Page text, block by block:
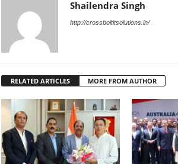
Shailendra Singh
http://crossboltitsolutions.in/
RELATED ARTICLES MORE FROM AUTHOR